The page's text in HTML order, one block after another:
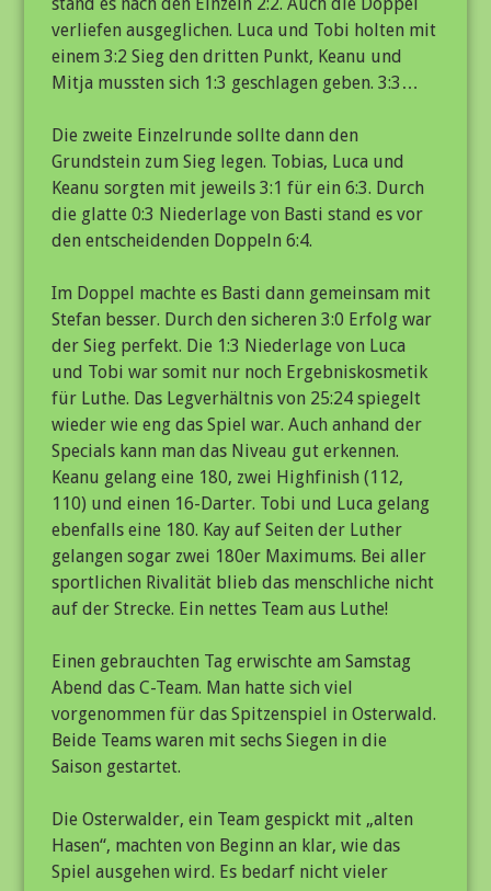
verliefen ausgeglichen. Luca und Tobi holten mit
einem 3:2 Sieg den dritten Punkt, Keanu und
Mitja mussten sich 1:3 geschlagen geben. 3:3…
Die zweite Einzelrunde sollte dann den
Grundstein zum Sieg legen. Tobias, Luca und
Keanu sorgten mit jeweils 3:1 für ein 6:3. Durch
die glatte 0:3 Niederlage von Basti stand es vor
den entscheidenden Doppeln 6:4.
Im Doppel machte es Basti dann gemeinsam mit
Stefan besser. Durch den sicheren 3:0 Erfolg war
der Sieg perfekt. Die 1:3 Niederlage von Luca
und Tobi war somit nur noch Ergebniskosmetik
für Luthe. Das Legverhältnis von 25:24 spiegelt
wieder wie eng das Spiel war. Auch anhand der
Specials kann man das Niveau gut erkennen.
Keanu gelang eine 180, zwei Highfinish (112,
110) und einen 16-Darter. Tobi und Luca gelang
ebenfalls eine 180. Kay auf Seiten der Luther
gelangen sogar zwei 180er Maximums. Bei aller
sportlichen Rivalität blieb das menschliche nicht
auf der Strecke. Ein nettes Team aus Luthe!
Einen gebrauchten Tag erwischte am Samstag
Abend das C-Team. Man hatte sich viel
vorgenommen für das Spitzenspiel in Osterwald.
Beide Teams waren mit sechs Siegen in die
Saison gestartet.
Die Osterwalder, ein Team gespickt mit „alten
Hasen“, machten von Beginn an klar, wie das
Spiel ausgehen wird. Es bedarf nicht vieler